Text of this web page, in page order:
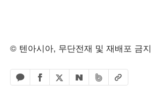
© 텐아시아, 무단전재 및 재배포 금지
카카오톡 공유하기
페이스북 공유하기
엑스 공유하기
네이버 공유하기
밴드 공유하기
URL복사